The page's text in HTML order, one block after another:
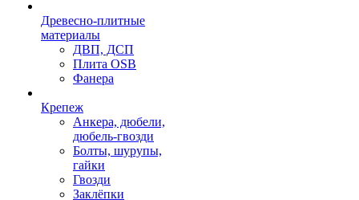
Древесно-плитные
материалы
ДВП, ДСП
Плита OSB
Фанера
Крепеж
Анкера, дюбели,
дюбель-гвозди
Болты, шурупы,
гайки
Гвозди
Заклёпки